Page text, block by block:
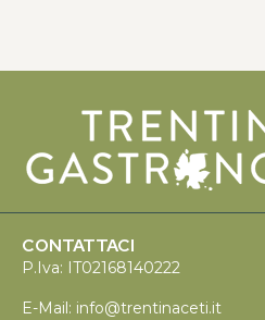
CONTATTACI
P.Iva: IT02168140222
E-Mail: info@trentinaceti.it